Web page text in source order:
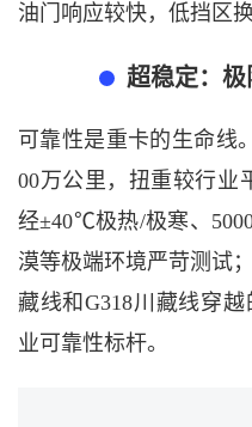
油门响应较快，低挡区
超稳定：
可靠性是重卡的生命线
00万公里，扭重较行业
经±40℃极热/极寒、
漠等极端环境严苛测试
藏线和G318川藏线穿
业可靠性标杆。